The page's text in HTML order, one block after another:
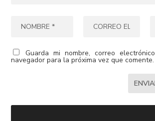
Guarda mi nombre, correo
navegador para la próxima vez que comente.